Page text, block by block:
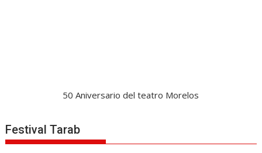
50 Aniversario del teatro Morelos
Festival Tarab